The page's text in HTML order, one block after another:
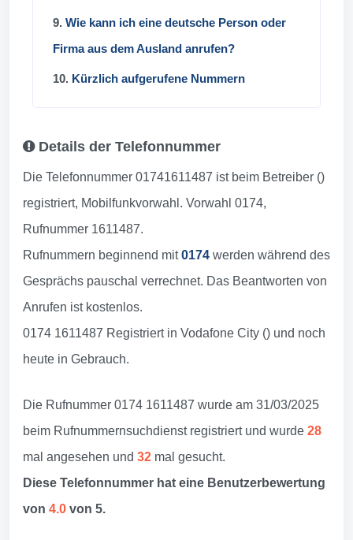
9. Wie kann ich eine deutsche Person oder
Firma aus dem Ausland anrufen?
10. Kürzlich aufgerufene Nummern
Details der Telefonnummer
Die Telefonnummer 01741611487 ist beim Betreiber ()
registriert, Mobilfunkvorwahl. Vorwahl 0174,
Rufnummer 1611487.
Rufnummern beginnend mit0174 werden während des
Gesprächs pauschal verrechnet. Das Beantworten von
Anrufen ist kostenlos.
0174 1611487 Registriert in Vodafone City () und noch
heute in Gebrauch.
Die Rufnummer 0174 1611487 wurde am 31/03/2025
beim Rufnummernsuchdienst registriert und wurde 28
mal angesehen und 32 mal gesucht.
Diese Telefonnummer hat eine Benutzerbewertung
von 4.0 von 5.